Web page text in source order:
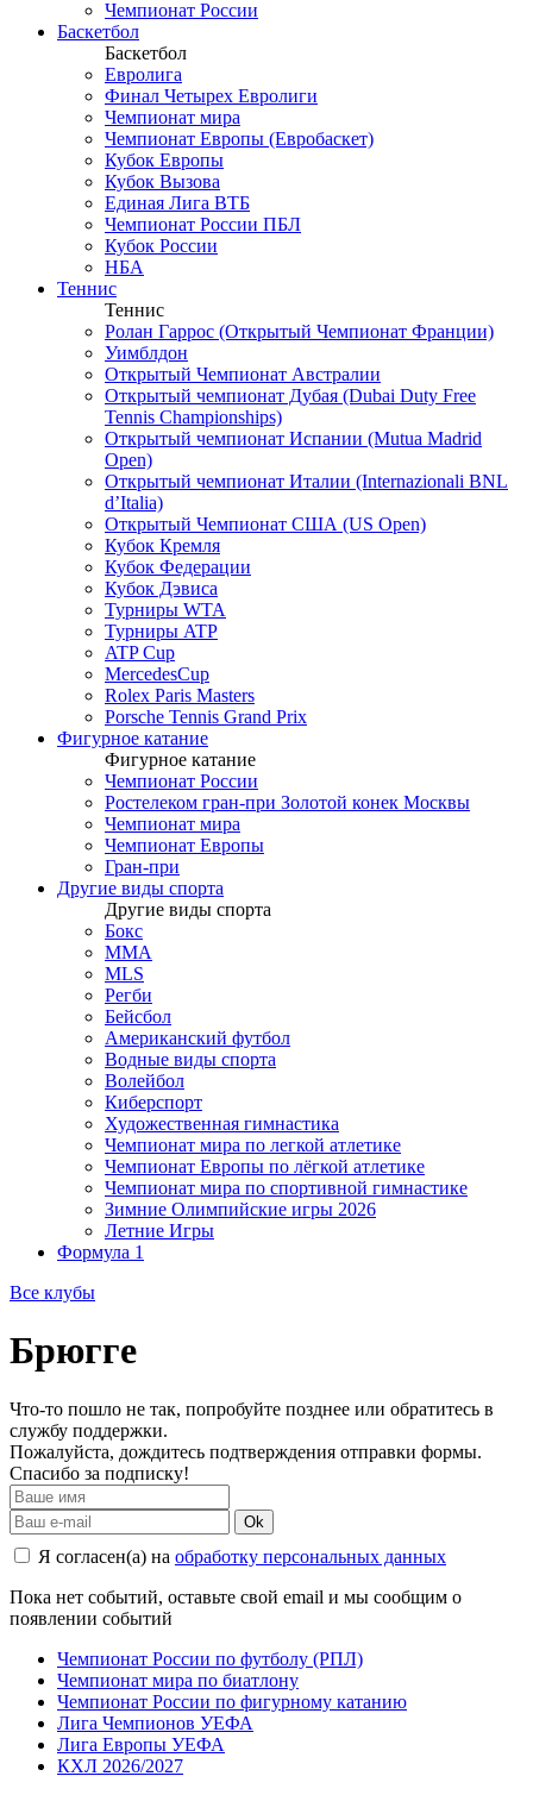
Чемпионат России
Баскетбол
Баскетбол
Евролига
Финал Четырех Евролиги
Чемпионат мира
Чемпионат Европы (Евробаскет)
Кубок Европы
Кубок Вызова
Единая Лига ВТБ
Чемпионат России ПБЛ
Кубок России
НБА
Теннис
Теннис
Ролан Гаррос (Открытый Чемпионат Франции)
Уимблдон
Открытый Чемпионат Австралии
Открытый чемпионат Дубая (Dubai Duty Free
Tennis Championships)
Открытый чемпионат Испании (Mutua Madrid
Open)
Открытый чемпионат Италии (Internazionali BNL
d’Italia)
Открытый Чемпионат США (US Open)
Кубок Кремля
Кубок Федерации
Кубок Дэвиса
Турниры WTA
Турниры ATP
ATP Cup
MercedesCup
Rolex Paris Masters
Porsche Tennis Grand Prix
Фигурное катание
Фигурное катание
Чемпионат России
Ростелеком гран-при Золотой конек Москвы
Чемпионат мира
Чемпионат Европы
Гран-при
Другие виды спорта
Другие виды спорта
Бокс
MMA
MLS
Регби
Бейсбол
Американский футбол
Водные виды спорта
Волейбол
Киберспорт
Художественная гимнастика
Чемпионат мира по легкой атлетике
Чемпионат Европы по лёгкой атлетике
Чемпионат мира по спортивной гимнастике
Зимние Олимпийские игры 2026
Летние Игры
Формула 1
Все клубы
Брюгге
Что-то пошло не так, попробуйте позднее или обратитесь в
службу поддержки.
Пожалуйста, дождитесь подтверждения отправки формы.
Спасибо за подписку!
Ok
Я согласен(а) на обработку персональных данных
Пока нет событий, оставьте свой email и мы сообщим о
появлении событий
Чемпионат России по футболу (РПЛ)
Чемпионат мира по биатлону
Чемпионат России по фигурному катанию
Лига Чемпионов УЕФА
Лига Европы УЕФА
КХЛ 2026/2027